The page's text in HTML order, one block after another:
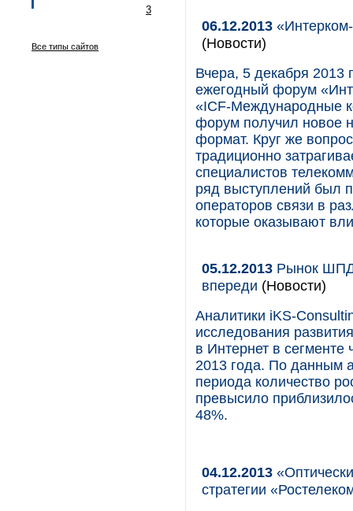
3
Все типы сайтов
06.12.2013
(Новости)
Вчера, 5 декабря 2013
ежегодный форум
«ICF-Международные
форум получил новое
формат. Круг же
традиционно
специалистов
ряд выступлений был
операторов связи в
которые оказывают
05.12.2013 Рынок ШПД
впереди (Новости)
Аналитики iKS-
исследования
в Интернет в сегменте
2013 года. По данным
периода количество
превысило
48%.
04.12.2013
стратегии